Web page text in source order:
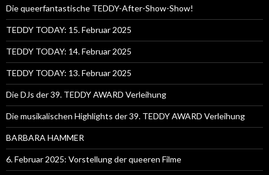
Die queerfantastische TEDDY-After-Show-Show!
TEDDY TODAY: 15. Februar 2025
TEDDY TODAY: 14. Februar 2025
TEDDY TODAY: 13. Februar 2025
Die DJs der 39. TEDDY AWARD Verleihung
Die musikalischen Highlights der 39. TEDDY AWARD Verleihung
BARBARA HAMMER
6. Februar 2025: Vorstellung der queeren Filme